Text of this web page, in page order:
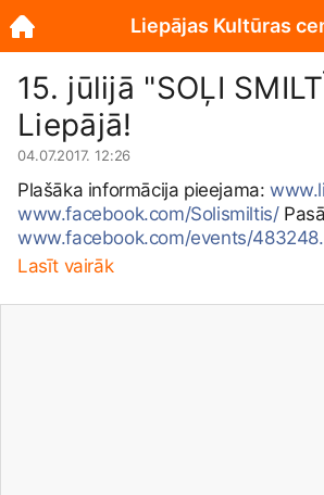
15. jūlijā "SOĻI
Liepājā!
04.07.2017. 12:26
Plašāka informācija pieejama:
www.facebook.com/Solismiltis/
www.facebook.com/events/
Lasīt vairāk
Liepājas Kultūras